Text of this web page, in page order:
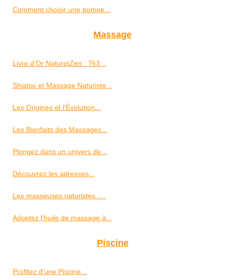
Comment choisir une pompe...
Massage
Livre d’Or NaturetZen : 763...
Shiatsu et Massage Naturiste...
Les Origines et l'Évolution...
Les Bienfaits des Massages...
Plongez dans un univers de...
Découvrez les adresses...
Les masseuses naturistes :...
Adoptez l'huile de massage à...
Piscine
Profitez d'une Piscine...